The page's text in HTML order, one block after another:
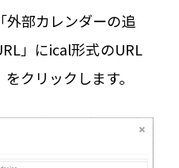
外部カレンダーの追
」にical形式のURL
クリックします。